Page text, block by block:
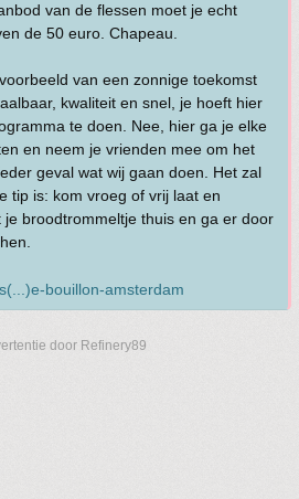
van de flessen moet je echt
de 50 euro. Chapeau.
van een zonnige toekomst
kwaliteit en snel, je hoeft hier
te doen. Nee, hier ga je elke
en neem je vrienden mee om het
geval wat wij gaan doen. Het zal
tip is: kom vroeg of vrij laat en
broodtrommeltje thuis en ga er door
bouillon-amsterdam
door Refinery89